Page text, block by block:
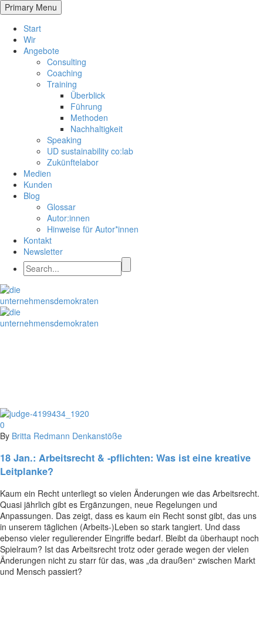
Primary Menu
Start
Wir
Angebote
Consulting
Coaching
Training
Überblick
Führung
Methoden
Nachhaltigkeit
Speaking
UD sustainability co:lab
Zukünftelabor
Medien
Kunden
Blog
Glossar
Autor:innen
Hinweise für Autor*innen
Kontakt
Newsletter
0
By Britta Redmann Denkanstöße
18 Jan.: Arbeitsrecht & -pflichten: Was ist eine kreative
Leitplanke?
Kaum ein Recht unterliegt so vielen Änderungen wie das Arbeitsrecht.
Quasi jährlich gibt es Ergänzungen, neue Regelungen und
Anpassungen. Das zeigt, dass es kaum ein Recht sonst gibt, das uns
in unserem täglichen (Arbeits-)Leben so stark tangiert. Und dass
ebenso vieler regulierender Eingriffe bedarf. Bleibt da überhaupt noch
Spielraum? Ist das Arbeitsrecht trotz oder gerade wegen der vielen
Änderungen nicht zu starr für das, was „da draußen“ zwischen Markt
und Mensch passiert?